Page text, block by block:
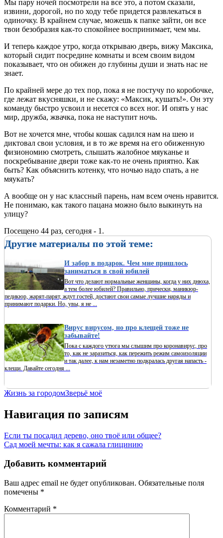
Мы пару ночей посмотрели на все это, а потом сказали,
извини, дорогой, но по ходу тебе придется развлекаться в
одиночку. В крайнем случае, можешь к папке зайти, он все
твои безобразия как-то спокойнее воспринимает, чем мы.
И теперь каждое утро, когда открываю дверь, вижу Максика,
который сидит посредине комнаты и всем своим видом
показывает, что он обижен до глубины души и знать нас не
знает.
По крайней мере до тех пор, пока я не постучу по коробочке,
где лежат вкусняшки, и не скажу: «Максик, кушать!». Он эту
команду быстро усвоил и несется со всех ног. И опять у нас
мир, дружба, жвачка, пока не наступит ночь.
Вот не хочется мне, чтобы кошак садился нам на шею и
диктовал свои условия, и в то же время на его обиженную
физиономию смотреть, слышать жалобное мяуканье и
поскребывание двери тоже как-то не очень приятно. Как
быть? Как объяснить котенку, что ночью надо спать, а не
мяукать?
А вообще он у нас классный парень, нам всем очень нравится.
Не понимаю, как такого пацана можно было выкинуть на
улицу?
Посещено 44 раз, сегодня - 1.
Другие материалы по этой теме:
И забор в подарок. Чем мне пришлось
заниматься в свой юбилей
Вот что делают нормальные женщины, когда у них днюха,
а тем более юбилей? Правильно, прически, маникюр-
педикюр, жарят-парят, ждут гостей, достают свои самые лучшие наряды и
принимают подарки. Но, увы, я не ...
Вирус вирусом, но про клещей тоже не
забывайте!
Пока с каждого утюга мы слышим про коронавирус, про
то, как не заразиться, как пережить режим самоизоляции
и так далее, к нам незаметно подкралась другая напасть -
клещи. Давайте сегодня ...
Жизнь за городомЗверьё моё
Навигация по записям
Если ты посадил дерево, оно твоё или общее?
Сад моей мечты: как я сажала глицинию
Добавить комментарий
Ваш адрес email не будет опубликован. Обязательные поля
помечены *
Комментарий *